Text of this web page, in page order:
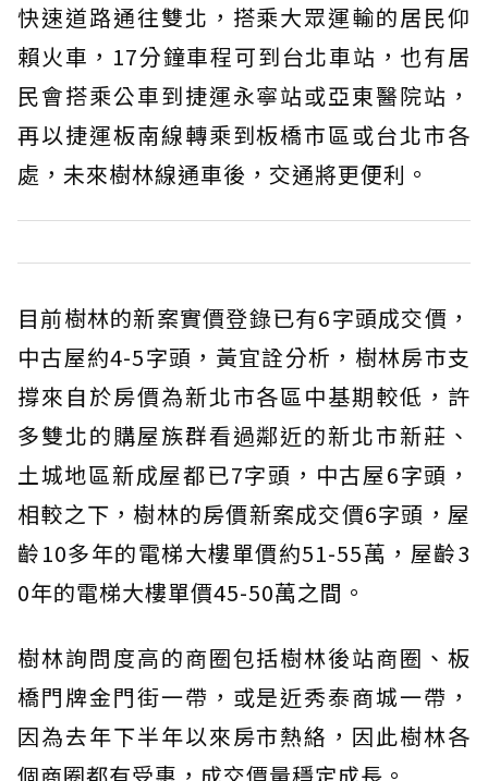
快速道路通往雙北，搭乘大眾運輸的居民仰
賴火車，17分鐘車程可到台北車站，也有居
民會搭乘公車到捷運永寧站或亞東醫院站，
再以捷運板南線轉乘到板橋市區或台北市各
處，未來樹林線通車後，交通將更便利。
目前樹林的新案實價登錄已有6字頭成交價，
中古屋約4-5字頭，黃宜詮分析，樹林房市支
撐來自於房價為新北市各區中基期較低，許
多雙北的購屋族群看過鄰近的新北市新莊、
土城地區新成屋都已7字頭，中古屋6字頭，
相較之下，樹林的房價新案成交價6字頭，屋
齡10多年的電梯大樓單價約51-55萬，屋齡3
0年的電梯大樓單價45-50萬之間。
樹林詢問度高的商圈包括樹林後站商圈、板
橋門牌金門街一帶，或是近秀泰商城一帶，
因為去年下半年以來房市熱絡，因此樹林各